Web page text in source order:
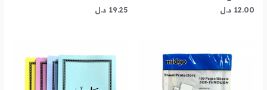
12.00 د.ل 19.25 د.ل